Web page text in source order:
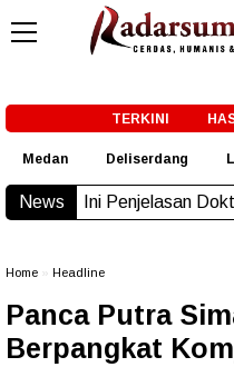
TERKINI
Medan Deliserdang
News Dokter Forensik
Home Headline
Panca Putra
Berpangkat